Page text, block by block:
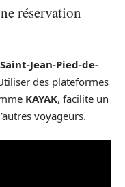
réservation
Saint-Jean-Pied-de-
des plateformes
KAYAK, facilite un
voyageurs.